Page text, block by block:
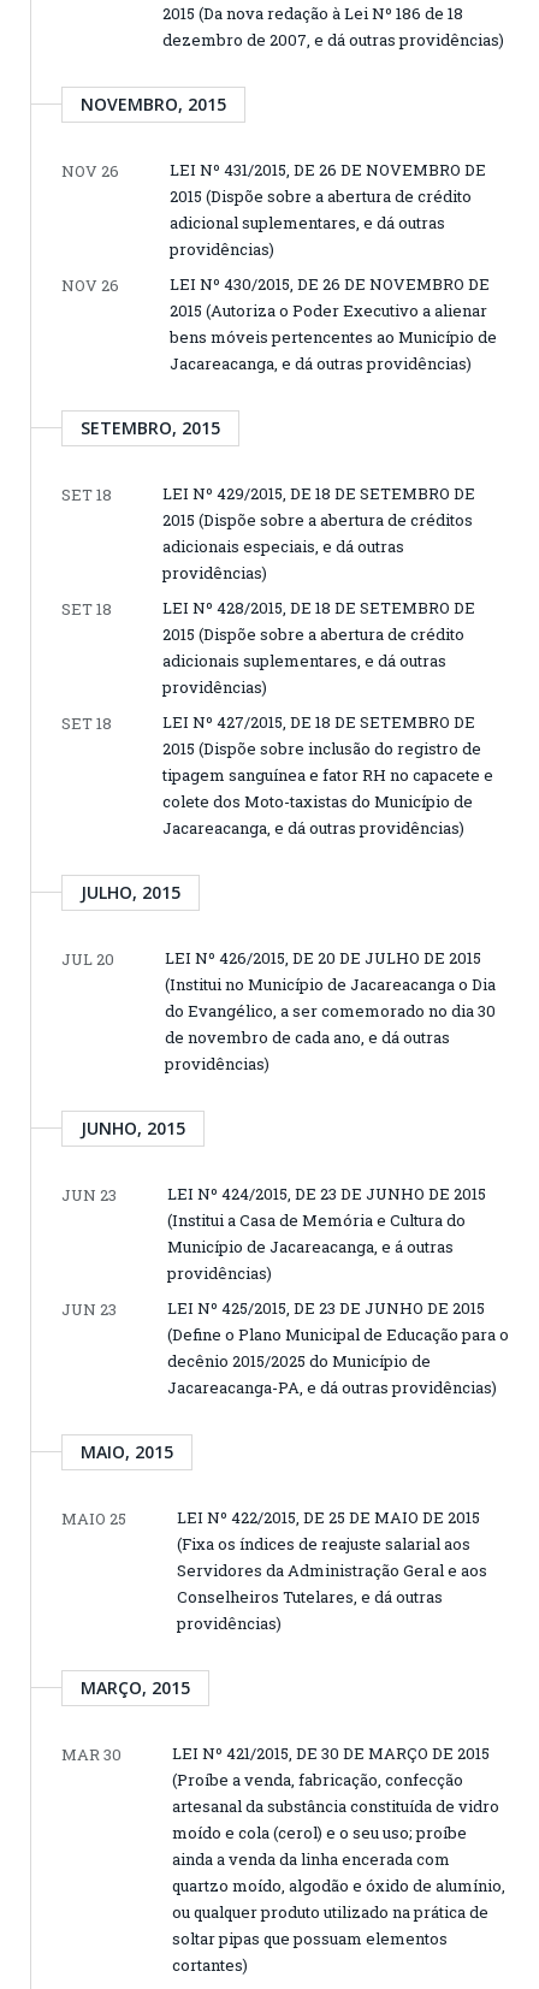
2015 (Da nova redação à Lei Nº 186 de 18
dezembro de 2007, e dá outras providências)
NOVEMBRO, 2015
NOV 26
LEI Nº 431/2015, DE 26 DE NOVEMBRO DE
2015 (Dispõe sobre a abertura de crédito
adicional suplementares, e dá outras
providências)
NOV 26
LEI Nº 430/2015, DE 26 DE NOVEMBRO DE
2015 (Autoriza o Poder Executivo a alienar
bens móveis pertencentes ao Município de
Jacareacanga, e dá outras providências)
SETEMBRO, 2015
SET 18
LEI Nº 429/2015, DE 18 DE SETEMBRO DE
2015 (Dispõe sobre a abertura de créditos
adicionais especiais, e dá outras
providências)
SET 18
LEI Nº 428/2015, DE 18 DE SETEMBRO DE
2015 (Dispõe sobre a abertura de crédito
adicionais suplementares, e dá outras
providências)
SET 18
LEI Nº 427/2015, DE 18 DE SETEMBRO DE
2015 (Dispõe sobre inclusão do registro de
tipagem sanguínea e fator RH no capacete e
colete dos Moto-taxistas do Município de
Jacareacanga, e dá outras providências)
JULHO, 2015
JUL 20
LEI Nº 426/2015, DE 20 DE JULHO DE 2015
(Institui no Município de Jacareacanga o Dia
do Evangélico, a ser comemorado no dia 30
de novembro de cada ano, e dá outras
providências)
JUNHO, 2015
JUN 23
LEI Nº 424/2015, DE 23 DE JUNHO DE 2015
(Institui a Casa de Memória e Cultura do
Município de Jacareacanga, e á outras
providências)
JUN 23
LEI Nº 425/2015, DE 23 DE JUNHO DE 2015
(Define o Plano Municipal de Educação para o
decênio 2015/2025 do Município de
Jacareacanga-PA, e dá outras providências)
MAIO, 2015
MAIO 25
LEI Nº 422/2015, DE 25 DE MAIO DE 2015
(Fixa os índices de reajuste salarial aos
Servidores da Administração Geral e aos
Conselheiros Tutelares, e dá outras
providências)
MARÇO, 2015
MAR 30
LEI Nº 421/2015, DE 30 DE MARÇO DE 2015
(Proíbe a venda, fabricação, confecção
artesanal da substância constituída de vidro
moído e cola (cerol) e o seu uso; proíbe
ainda a venda da linha encerada com
quartzo moído, algodão e óxido de alumínio,
ou qualquer produto utilizado na prática de
soltar pipas que possuam elementos
cortantes)